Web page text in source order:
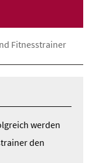
Fitnesstrainer
werden
den